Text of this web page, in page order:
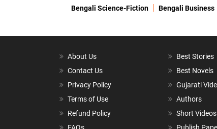
Bengali Science-Fiction
Bengali Business
About Us
Contact Us
Privacy Policy
Terms of Use
Refund Policy
Best Stories
Best Novels
Gujarati
Authors
Short Videos